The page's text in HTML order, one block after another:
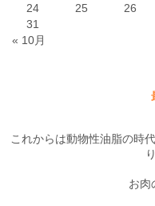
24
25 26
31
« 10月
これからは動物性油脂の時
お肉